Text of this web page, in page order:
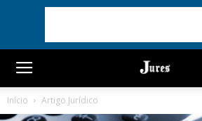
Início Artigo Jurídico